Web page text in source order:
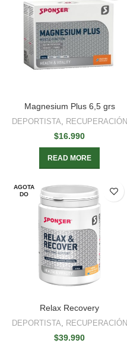
Magnesium Plus 6,5 grs
DEPORTISTA, RECUPERACIÓN
$16.990
READ MORE
AGOTA
DO
Relax Recovery
DEPORTISTA, RECUPERACIÓN
$39.990